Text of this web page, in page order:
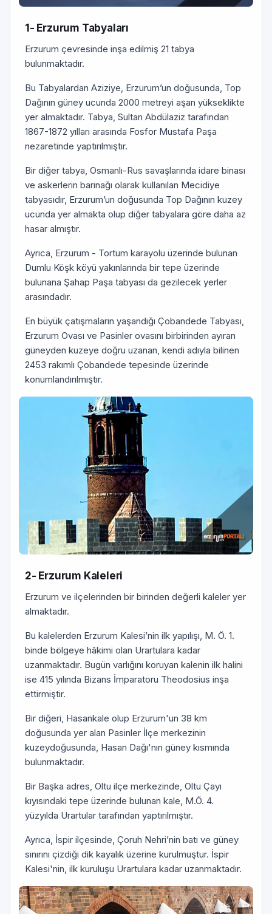
1- Erzurum Tabyaları
Erzurum çevresinde inşa edilmiş 21 tabya
bulunmaktadır.
Bu Tabyalardan Aziziye, Erzurum’un doğusunda, Top
Dağının güney ucunda 2000 metreyi aşan yükseklikte
yer almaktadır. Tabya, Sultan Abdülaziz tarafından
1867-1872 yılları arasında Fosfor Mustafa Paşa
nezaretinde yaptırılmıştır.
Bir diğer tabya, Osmanlı-Rus savaşlarında idare binası
ve askerlerin barınağı olarak kullanılan Mecidiye
tabyasıdır, Erzurum’un doğusunda Top Dağının kuzey
ucunda yer almakta olup diğer tabyalara göre daha az
hasar almıştır.
Ayrıca, Erzurum - Tortum karayolu üzerinde bulunan
Dumlu Köşk köyü yakınlarında bir tepe üzerinde
bulunana Şahap Paşa tabyası da gezilecek yerler
arasındadır.
En büyük çatışmaların yaşandığı Çobandede Tabyası,
Erzurum Ovası ve Pasinler ovasını birbirinden ayıran
güneyden kuzeye doğru uzanan, kendi adıyla bilinen
2453 rakımlı Çobandede tepesinde üzerinde
konumlandırılmıştır.
2- Erzurum Kaleleri
Erzurum ve ilçelerinden bir birinden değerli kaleler yer
almaktadır.
Bu kalelerden Erzurum Kalesi’nin ilk yapılışı, M. Ö. 1.
binde bölgeye hâkimi olan Urartulara kadar
uzanmaktadır. Bugün varlığını koruyan kalenin ilk halini
ise 415 yılında Bizans İmparatoru Theodosius inşa
ettirmiştir.
Bir diğeri, Hasankale olup Erzurum'un 38 km
doğusunda yer alan Pasinler İlçe merkezinin
kuzeydoğusunda, Hasan Dağı'nın güney kısmında
bulunmaktadır.
Bir Başka adres, Oltu ilçe merkezinde, Oltu Çayı
kıyısındaki tepe üzerinde bulunan kale, M.Ö. 4.
yüzyılda Urartular tarafından yaptırılmıştır.
Ayrıca, İspir ilçesinde, Çoruh Nehri’nin batı ve güney
sınırını çizdiği dik kayalık üzerine kurul­muştur. İspir
Kalesi'nin, ilk kuruluşu Urartulara kadar uzanmaktadır.